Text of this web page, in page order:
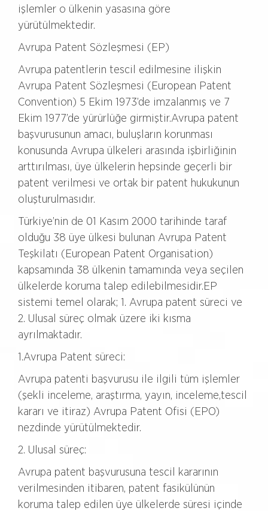
işlemler o ülkenin yasasına göre
yürütülmektedir.
Avrupa Patent Sözleşmesi (EP)
Avrupa patentlerin tescil edilmesine ilişkin
Avrupa Patent Sözleşmesi (European Patent
Convention) 5 Ekim 1973’de imzalanmış ve 7
Ekim 1977’de yürürlüğe girmiştir.Avrupa patent
başvurusunun amacı, buluşların korunması
konusunda Avrupa ülkeleri arasında işbirliğinin
arttırılması, üye ülkelerin hepsinde geçerli bir
patent verilmesi ve ortak bir patent hukukunun
oluşturulmasıdır.
Türkiye’nin de 01 Kasım 2000 tarihinde taraf
olduğu 38 üye ülkesi bulunan Avrupa Patent
Teşkilatı (European Patent Organisation)
kapsamında 38 ülkenin tamamında veya seçilen
ülkelerde koruma talep edilebilmesidir.EP
sistemi temel olarak; 1. Avrupa patent süreci ve
2. Ulusal süreç olmak üzere iki kısma
ayrılmaktadır.
1.Avrupa Patent süreci:
Avrupa patenti başvurusu ile ilgili tüm işlemler
(şekli inceleme, araştırma, yayın, inceleme,tescil
kararı ve itiraz) Avrupa Patent Ofisi (EPO)
nezdinde yürütülmektedir.
2. Ulusal süreç:
Avrupa patent başvurusuna tescil kararının
verilmesinden itibaren, patent fasikülünün
koruma talep edilen üye ülkelerde süresi içinde